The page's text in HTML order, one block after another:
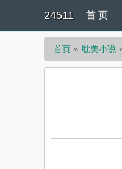
24511 首 页
首页 耽美小说